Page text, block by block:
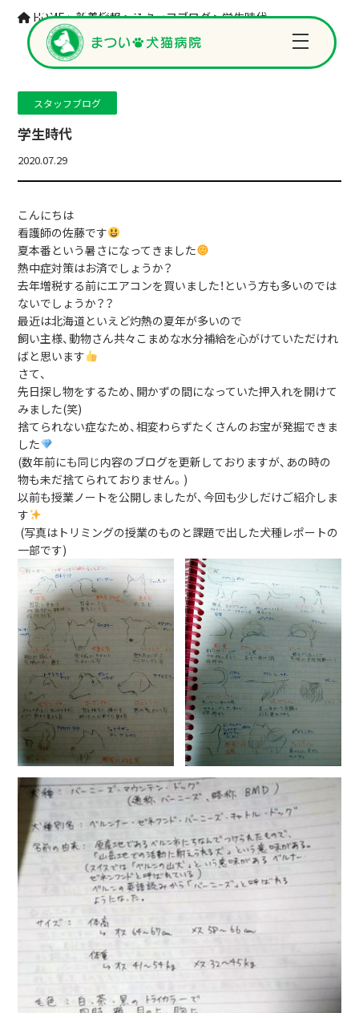
スタッフブログ
HOME>新着情報>スタッフブログ>学生時代
スタッフブログ
学生時代
2020.07.29
こんにちは
看護師の佐藤です
夏本番という暑さになってきました
熱中症対策はお済でしょうか？
去年増税する前にエアコンを買いました！という方も多いのでは
ないでしょうか？？
最近は北海道といえど灼熱の夏年が多いので
飼い主様、動物さん共々こまめな水分補給を心がけていただけれ
ばと思います
さて、
先日探し物をするため、開かずの間になっていた押入れを開けて
みました(笑)
捨てられない症なため、相変わらずたくさんのお宝が発掘できま
した
(数年前にも同じ内容のブログを更新しておりますが、あの時の
物も未だ捨てられておりません。)
以前も授業ノートを公開しましたが、今回も少しだけご紹介しま
す
(写真はトリミングの授業のものと課題で出した犬種レポートの
一部です)